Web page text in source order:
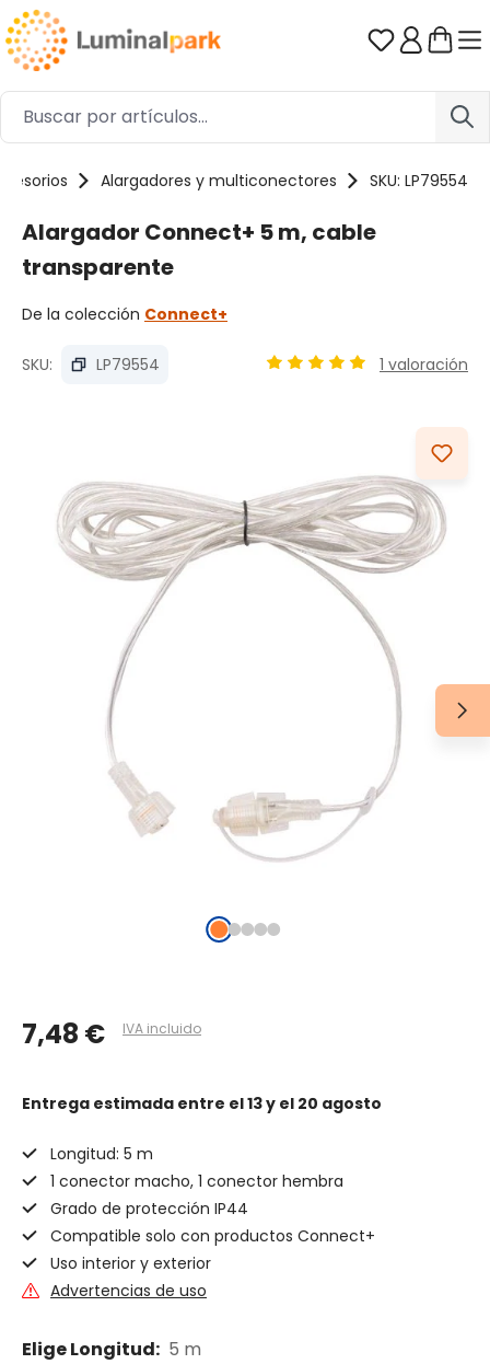
Saltar al contenido principal Tienes 0
Alargadores y multiconectores SKU: LP79554
Alargador Connect+ 5 m, cable
transparente
De la colección Connect+
SKU: LP79554 1 valoración
7,48 € IVA incluido
Entrega estimada entre el 13 y el 20 agosto
Longitud: 5 m
1 conector macho, 1 conector hembra
Grado de protección IP44
Compatible solo con productos Connect+
Uso interior y exterior
Advertencias de uso
Elige Longitud: 5 m